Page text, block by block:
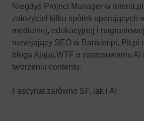
Niegdyś Project Manager w
założyciel kilku spółek operujących
medialnej, edukacyjnej i
rozwijający SEO w Bankier.pl, Pit.pl
bloga Ajajaj.WTF o zastosowaniu AI
tworzeniu contentu.
Fascynat zarówno SF, jak i AI.